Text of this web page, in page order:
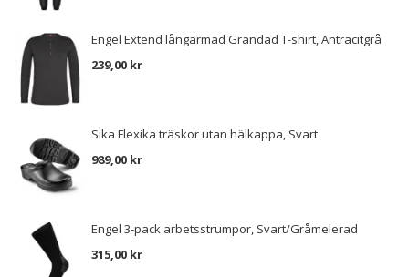
Engel Extend långärmad Grandad T-shirt, Antracitgrå
239,00 kr
Sika Flexika träskor utan hälkappa, Svart
989,00 kr
Engel 3-pack arbetsstrumpor, Svart/Gråmelerad
315,00 kr